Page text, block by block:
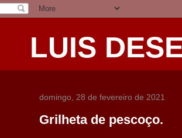
LUIS
domingo, 28 de fevereiro de 2021
Grilheta de pescoço.